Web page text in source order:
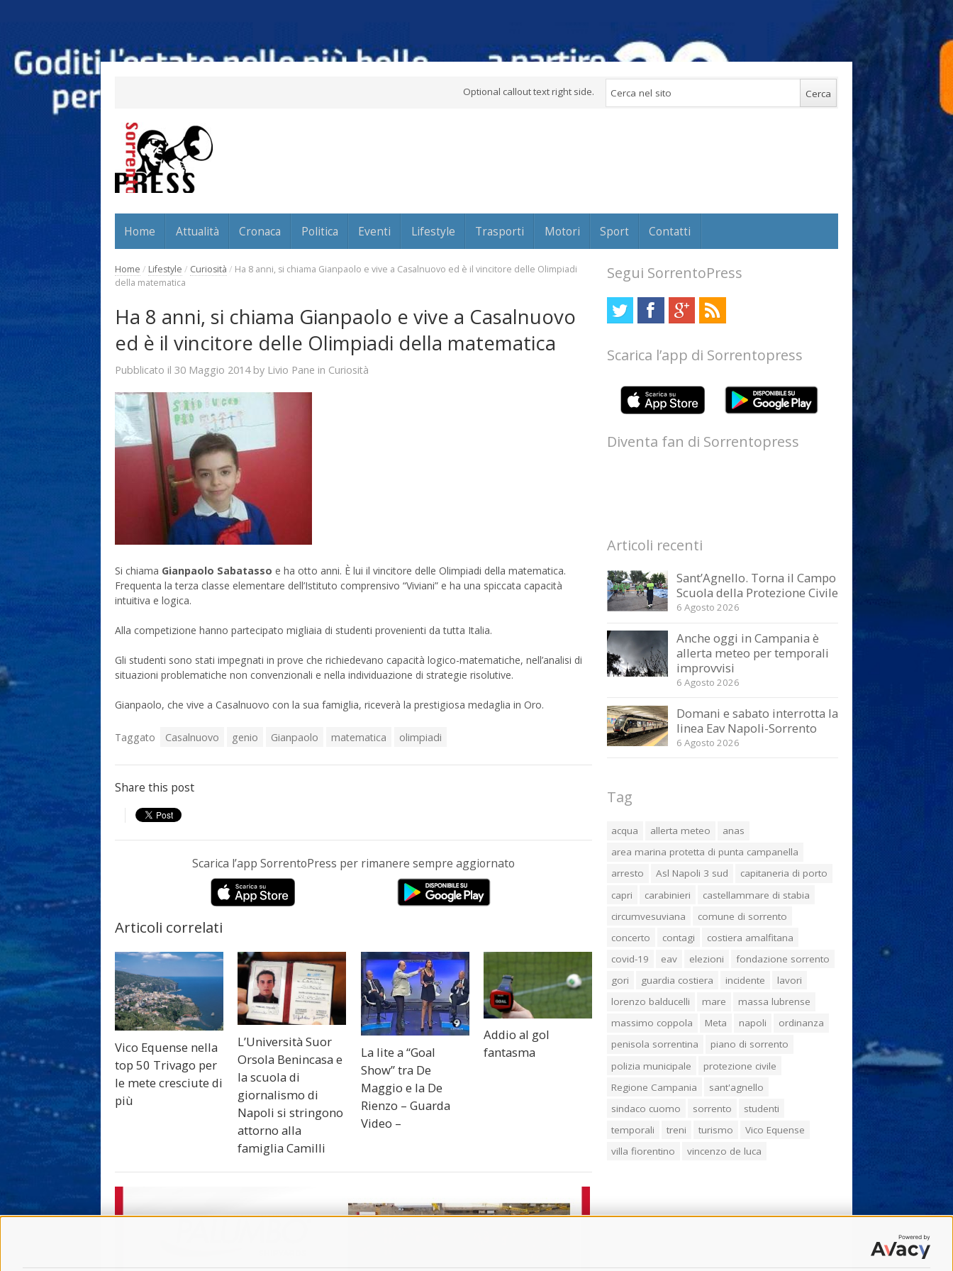
Optional callout text right side.
Home Attualità Cronaca Politica Eventi Lifestyle Trasporti Motori Sport Contatti
Home / Lifestyle / Curiosità / Ha 8 anni, si chiama Gianpaolo e vive a Casalnuovo ed è il vincitore delle Olimpiadi
della matematica
Ha 8 anni, si chiama Gianpaolo e vive a Casalnuovo
ed è il vincitore delle Olimpiadi della matematica
Pubblicato il 30 Maggio 2014by Livio Pane in Curiosità
Si chiama Gianpaolo Sabatasso e ha otto anni. È lui il vincitore delle Olimpiadi della matematica.
Frequenta la terza classe elementare dell’Istituto comprensivo “Viviani” e ha una spiccata capacità
intuitiva e logica.
Alla competizione hanno partecipato migliaia di studenti provenienti da tutta Italia.
Gli studenti sono stati impegnati in prove che richiedevano capacità logico-matematiche, nell’analisi di
situazioni problematiche non convenzionali e nella individuazione di strategie risolutive.
Gianpaolo, che vive a Casalnuovo con la sua famiglia, riceverà la prestigiosa medaglia in Oro.
Taggato Casalnuovo genio Gianpaolo matematica olimpiadi
Share this post
Scarica l’app SorrentoPress per rimanere sempre aggiornato
Articoli correlati
Vico Equense nella
top 50 Trivago per
le mete cresciute di
più
L’Università Suor
Orsola Benincasa e
la scuola di
giornalismo di
Napoli si stringono
attorno alla
famiglia Camilli
La lite a “Goal
Show” tra De
Maggio e la De
Rienzo – Guarda
Video –
Addio al gol
fantasma
Segui SorrentoPress
Scarica l’app di Sorrentopress
Diventa fan di Sorrentopress
Articoli recenti
Sant’Agnello. Torna il Campo
Scuola della Protezione Civile
6 Agosto 2026
Anche oggi in Campania è
allerta meteo per temporali
improvvisi
6 Agosto 2026
Domani e sabato interrotta la
linea Eav Napoli-Sorrento
6 Agosto 2026
Tag
acqua allerta meteo
anas
area marina protetta di punta campanella
arresto
Asl Napoli 3 sud
capitaneria di porto
capri
carabinieri
castellammare di stabia
circumvesuviana
comune di sorrento
concerto
contagi
costiera amalfitana
covid-19
eav elezioni
fondazione sorrento
gori
guardia costiera incidente
lavori
lorenzo balducelli
mare
massa lubrense
massimo coppola
Meta napoli
ordinanza
penisola sorrentina
piano di sorrento
polizia municipale
protezione civile
Regione Campania
sant'agnello
sindaco cuomo
sorrento
studenti
temporali
treni turismo
Vico Equense
villa fiorentino
vincenzo de luca